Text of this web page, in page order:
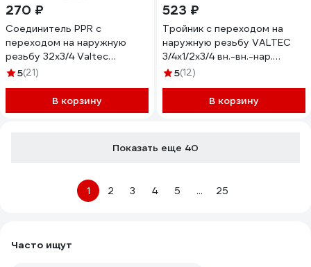
270 ₽
Соединитель PPR с
переходом на наружную
резьбу 32х3/4 Valtec
VTp.701.0.03205
5(21)
В корзину
523 ₽
Тройник с переходом на
наружную резьбу VALTEC
3/4х1/2х3/4 вн.-вн.-нар.
VTr.134.RN.050405
5(12)
В корзину
Показать еще 40
1 2 3 4 5 ... 25
Часто ищут